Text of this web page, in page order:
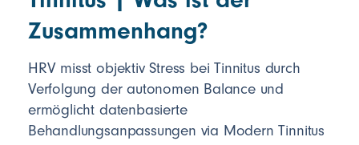
Zusammenhang?
HRV misst objektiv Stress bei Tinnitus durch
Verfolgung der autonomen Balance und
ermöglicht datenbasierte
Behandlungsanpassungen via Modern Tinnitus